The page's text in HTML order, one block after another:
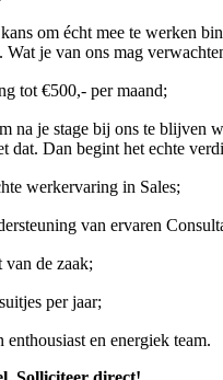
om écht mee te werken
Wat je van ons mag
tot €500,- per maand;
na je stage bij ons te blijven
dat. Dan begint het echte
werkervaring in Sales;
van ervaren
de zaak;
per jaar;
en energiek team.